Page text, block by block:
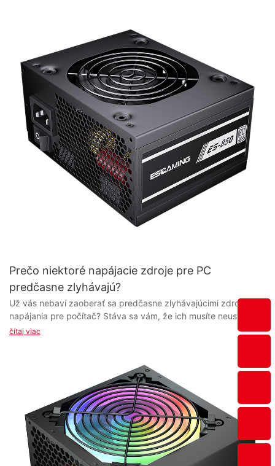
Prečo niektoré napájacie zdroje pre PC
predčasne zlyhávajú?
Už vás nebaví zaoberať sa predčasne zlyhávajúcimi zdrojmi napájania pre počítač? Stáva sa vám, že ich musíte neustále vymieňať, len aby sa ten istý problém znova objavil? V tomto článku skúmame dôvody, prečo niektoré zdroje napájania pre počítač predčasne zlyhávajú. Od nekvalitných komponentov až po nesprávne používanie sa ponárame do bežných príčin, ktoré môžu spôsobiť skoršie zlyhanie vášho zdroja napájania, ako sa očakávalo. Čítajte ďalej a zistite, ako môžete týmto poruchám predísť a zabezpečiť dlhšiu životnosť zdroja napájania pre váš počítač. - Pochopenie bežných príčin predčasného zlyhania napájacieho zdroja počítača Vo svete technológií je jedným z bežných problémov, s ktorým sa stretáva mnoho používateľov počítačov, predčasné zlyhanie ich napájacích zdrojov. To môže byť pre používateľov frustrujúce, pretože to môže viesť k neočakávaným prestojom a potenciálnej strate dôležitých údajov. Pochopenie bežných príčin predčasného zlyhania napájania počítača môže používateľom pomôcť predchádzať tomuto problému a zabezpečiť dlhú životnosť ich elektronických zariadení. Jedným z hlavných dôvodov predčasného zlyhania napájacieho zdroja počítača sú nekvalitné komponenty. Ak sú napájacie zdroje vyrobené z nekvalitných materiálov, je pravdepodobnejšie, že sa pokazia skôr, ako sa očakávalo. Preto je pri kúpe nového napájacieho zdroja pre váš počítač nevyhnutné vybrať si renomovaného dodávateľa alebo výrobcu napájacích zdrojov. Investícia do vysokokvalitného napájacieho zdroja od dôveryhodného výrobcu môže výrazne znížiť pravdepodobnosť predčasného zlyhania. Ďalšou častou príčinou predčasného zlyhania napájacieho zdroja počítača je prehriatie. Keď sa napájací zdroj príliš zahreje, môže to spôsobiť rýchle opotrebovanie komponentov, čo vedie k poruche. Môže to byť dôsledkom zlého vetrania v skrini počítača, obmedzenia prúdenia vzduchu alebo dlhodobého používania napájacieho zdroja na maximálny výkon. Aby sa predišlo prehriatiu a zabezpečilo správne prúdenie vzduchu, používatelia by mali pravidelne čistiť skrinku počítača, zabezpečiť správne vetranie a vyhnúť sa prekročeniu limitov napájacieho zdroja. Okrem toho, prepätia a špičky môžu tiež prispieť k predčasnému výpadku zdroja napájania. Tieto náhle zvýšenia napätia môžu poškodiť citlivé komponenty zdroja napájania a spôsobiť jeho poruchu. Používanie prepäťovej ochrany alebo neprerušiteľného zdroja napájania (UPS) môže pomôcť chrániť váš počítač pred prepätiami a špičkami, čím sa v konečnom dôsledku predĺži životnosť zdroja napájania. Okrem toho, nesprávna inštalácia alebo manipulácia so zdrojom napájania môže viesť k predčasnému zlyhaniu. Pri inštalácii nového zdroja napájania je nevyhnutné dodržiavať pokyny výrobcu a manipulovať s ním opatrne, aby sa predišlo poškodeniu žiadnych komponentov. Používatelia by sa mali vyhýbať pretaktovaniu počítača alebo používaniu nekompatibilných komponentov, pretože to môže zdroj napájania dodatočne zaťažiť a zvýšiť riziko poruchy. Záverom možno povedať, že pochopenie bežných príčin predčasného zlyhania napájacieho zdroja počítača je nevyhnutné pre predĺženie životnosti vašich elektronických zariadení. Investíciou do kvalitného napájacieho zdroja od renomovaného výrobcu, zabezpečením správneho prúdenia vzduchu a vetrania, ochranou počítača pred prepätím a opatrným zaobchádzaním so zdrojom môžu používatelia predísť predčasnému zlyhaniu a tešiť sa zo spoľahlivého výkonu svojich elektronických zariadení. Pamätajte, že prevencia je vždy lepšia ako liečba, pokiaľ ide o zabezpečenie dlhej životnosti napájacieho zdroja počítača. - Dôležitosť správnej údržby a starostlivosti o napájacie zdroje pre PC Zdroje napájania pre PC sú základnými súčasťami počítačového systému a poskytujú potrebnú elektrickú energiu pre správne fungovanie všetkých ostatných komponentov. Mnoho používateľov však často prehliada dôležitosť správnej údržby a starostlivosti o svoje zdroje napájania, čo môže viesť k predčasnému zlyhaniu a možnému poškodeniu iných komponentov počítača. Existuje niekoľko faktorov, ktoré môžu prispieť k predčasnému zlyhaniu napájacieho zdroja počítača. Jedným z najčastejších dôvodov je hromadenie prachu. Prach sa môže časom hromadiť vo vnútri napájacieho zdroja, čo môže spôsobiť jeho prehriatie a potenciálne zlyhanie. Pravidelné čistenie napájacieho zdroja a jeho okolia môže pomôcť predchádzať hromadeniu prachu a zabezpečiť správne prúdenie vzduchu. Ďalšou častou príčinou výpadku zdroja napájania sú elektrické prepätia a špičky. Tieto náhle zvýšenia napätia môžu poškodiť vnútorné komponenty zdroja napájania a spôsobiť jeho poruchu. Použitie prepäťovej ochrany alebo UPS (neprerušiteľný zdroj napájania) môže pomôcť chrániť zdroj napájania pred týmito elektrickými výkyvmi a predĺžiť jeho životnosť. Nedostatočné vetranie je tiež bežným problémom, ktorý môže viesť k výpadku napájania. Ak napájací zdroj nie je správne vetraný, môže sa prehriať a zlyhať. Uistite sa, že napájací zdroj je nainštalovaný v dobre vetranom priestore a že prúdeniu vzduchu nebránia žiadne prekážky. Zdroje nízkej kvality sú tiež náchylnejšie na predčasné zlyhanie. Pri kúpe zdroja napájania pre váš počítačový systém je dôležité vybrať si renomovaného výrobcu a dodávateľa zdrojov napájania. Investícia do kvalitného zdroja napájania môže pomôcť predchádzať potenciálnym problémom a zabezpečiť bezproblémový chod vášho počítačového systému. Okrem správnej údržby a starostlivosti je dôležité venovať pozornosť varovným signálom, ktoré naznačujú možné zlyhanie zdroja napájania. Patria sem zvláštne zvuky vychádzajúce z napájacieho zdroja, zápach spáleniny a náhodné reštartovanie alebo vypínanie počítača. Ak spozorujete niektorý z týchto varovných signálov, je dôležité problém okamžite riešiť, aby ste predišli ďalšiemu poškodeniu zdroja napájania a ďalších komponentov počítača. Záverom možno povedať, že správna údržba a starostlivosť o napájacie zdroje pre počítač sú nevyhnutné pre zabezpečenie dlhej životnosti a spoľahlivosti počítačového systému. Dodržiavaním vyššie uvedených tipov a investovaním do kvalitného napájacieho zdroja môžu používatelia predísť predčasnému zlyhaniu a možnému poškodeniu komponentov počítača. Pamätajte, že napájací zdroj je srdcom počítačového systému a starostlivosť oň je kľúčová pre celkové zdravie a výkon systému. - Vplyv preťaženia a prepätia na napájacie zdroje PC V dnešnom modernom svete sa počítače stali neoddeliteľnou súčasťou nášho každodenného života. Od práce až po zábavu sa na tieto stroje vo veľkej miere spoliehame, aby nám pomohli zvládnuť deň. Jednou z najdôležitejších súčastí počítača, ktorá sa často prehliada, je však napájací zdroj (PSU). Bez funkčného zdroja PSU počítač jednoducho nemôže fungovať. Vplyv preťaženia a prepätia na napájacie zdroje PC Prečo niektoré napájacie zdroje pre PC predčasne zlyhávajú? Ako dodávateľ alebo výrobca napájacích zdrojov je dôležité pochopiť, prečo niektoré napájacie zdroje pre počítače predčasne zlyhávajú. Jedným z najčastejších dôvodov predčasného zlyhania napájacieho zdroja je preťaženie. Keď je napájací zdroj preťažený, je nútený pracovať nad svoj limit, čo vedie k prehriatiu a nakoniec k poruche. To môže byť spôsobené používaním viacerých komponentov s vysokou spotrebou energie, ako sú grafické karty alebo procesory, bez toho, aby sa zabezpečilo, že napájací zdroj zvládne záťaž. Ďalšou častou príčinou predčasného výpadku napájania sú prepätia. K prepätiam dochádza pri náhlom zvýšení napätia, ktoré môže byť spôsobené údermi blesku, chybným zapojením alebo výpadkami prúdu. Tieto náhle výkyvy napätia môžu preťažiť zdroj napájania, spôsobiť poškodenie vnútorných komponentov a nakoniec viesť k poruche. Aby ste predišli predčasnému výpadku napájania, je nevyhnutné investovať do kvalitného zdroja, ktorý zvládne energetické nároky komponentov vášho počítača. Okrem toho, použitie prepäťovej ochrany môže pomôcť chrániť zdroj napájania pred prepätím a zabezpečiť stabilné napájanie počítača. Záverom možno povedať, že ako dodávateľ alebo výrobca napájacích zdrojov je nevyhnutné pochopiť vplyv preťaženia a prepätia na napájacie zdroje počítačov. Investovaním do kvalitných napájacích zdrojov a používaním prepäťových ochrán môžete predísť predčasnému výpadku napájania a zabezpečiť dlhú životnosť vášho počítačového systému. Pamätajte, že napájací zdroj je srdcom vášho počítača, preto je nevyhnutné prijať potrebné opatrenia na jeho ochranu pred potenciálnym poškodením. - Znaky, na ktoré si treba dať pozor, aby ste predišli predčasnému zlyhaniu napájacích zdrojov počítača Napájacie zdroje pre PC sú základnou súčasťou každého počítačového systému a poskytujú potrebnú elektrickú energiu na bezproblémový chod systému. Napriek ich dôležitosti však môžu napájacie zdroje niekedy predčasne zlyhať, čo spôsobuje nepríjemnosti a potenciálne poškodzuje iné komponenty počítača. V tomto článku preskúmame dôvody, prečo niektoré napájacie zdroje pre PC predčasne zlyhajú, a poskytneme vám signály, na ktoré si treba dať pozor, aby ste takýmto poruchám predišli. Jedným z hlavných dôvodov predčasného zlyhania napájacích zdrojov pre počítač je nízka kvalita. Pokiaľ ide o napájacie zdroje, dostanete to, za čo si zaplatíte, a výber lacného, ​​nekvalitného zdroja môže viesť k predčasnému zlyhaniu. Je nevyhnutné vybrať si renomovaného dodávateľa alebo výrobcu napájacích zdrojov, ktorý vyrába vysoko kvalitné a spoľahlivé produkty. Investícia do kvalitného zdroja môže byť na začiatku o niečo drahšia, ale z dlhodobého hľadiska vám môže ušetriť peniaze tým, že zabráni predčasným poruchám a potrebe nákladných výmen. Ďalšou častou príčinou predčasného zlyhania zdroja napájania je prehrievanie. Zdroje napájania generujú teplo pri premene striedavého prúdu zo siete na jednosmerný prúd pre komponenty počítača. Ak zdroj napájania nie je dostatočne vetraný alebo ak skriňa počítača nie je správne chladená, zdroj napájania sa môže prehriať, čo vedie k poruche. Medzi príznaky prehriatia patrí zápach spáleniny, horúci zdroj napájania na dotyk alebo náhodné vypí
čítaj viac